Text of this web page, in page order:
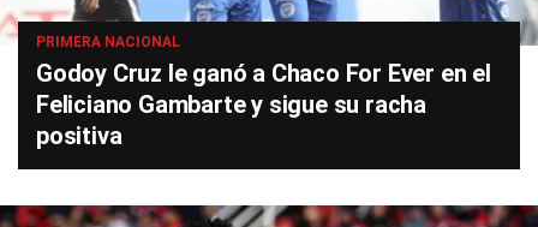
PRIMERA NACIONAL
Godoy Cruz le ganó a Chaco For Ever en el
Feliciano Gambarte y sigue su racha
positiva